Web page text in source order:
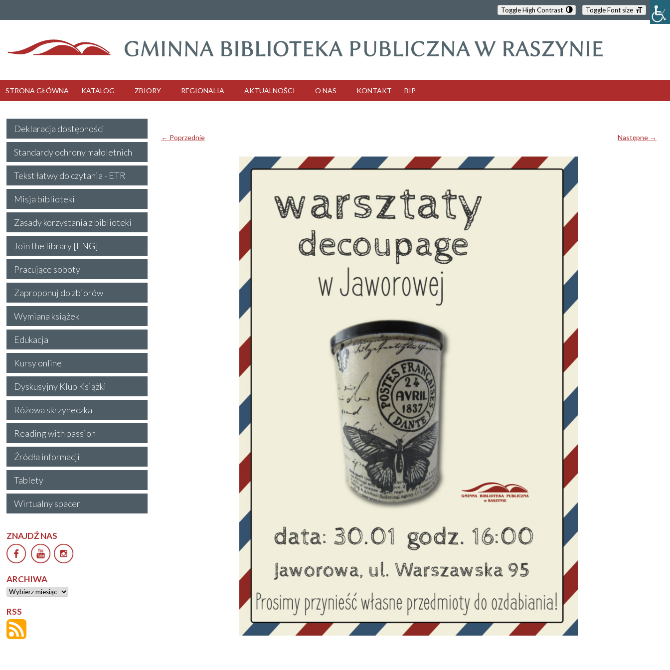
Toggle High Contrast Toggle Font size
STRONA GŁÓWNA KATALOG ZBIORY REGIONALIA AKTUALNOŚCI O NAS KONTAKT BIP
← Poprzednie Następne →
Deklaracja dostępności
Standardy ochrony małoletnich
Tekst łatwy do czytania - ETR
Misja biblioteki
Zasady korzystania z biblioteki
Join the library [ENG]
Pracujące soboty
Zaproponuj do zbiorów
Wymiana książek
Edukacja
Kursy online
Dyskusyjny Klub Książki
Różowa skrzyneczka
Reading with passion
Źródła informacji
Tablety
Wirtualny spacer
ZNAJDŹ NAS
ARCHIWA
Archiwa
RSS